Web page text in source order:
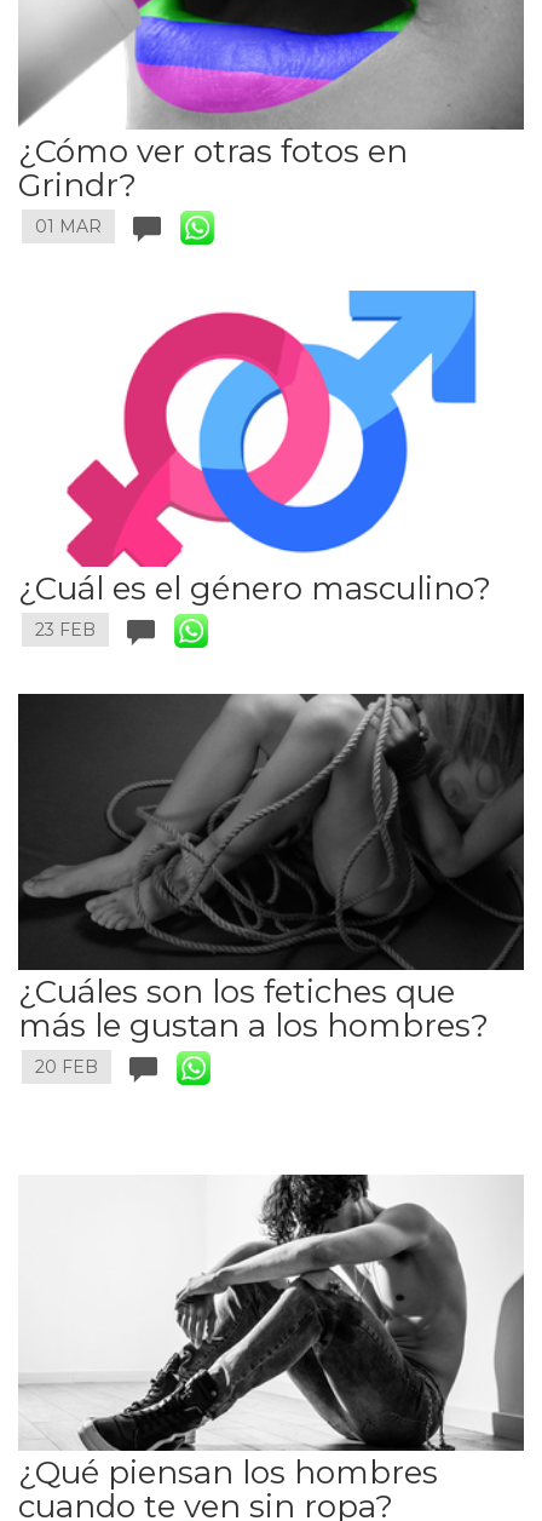
¿Cómo ver otras fotos en
Grindr?
01 MAR
¿Cuál es el género masculino?
23 FEB
¿Cuáles son los fetiches que
más le gustan a los hombres?
20 FEB
¿Qué piensan los hombres
cuando te ven sin ropa?